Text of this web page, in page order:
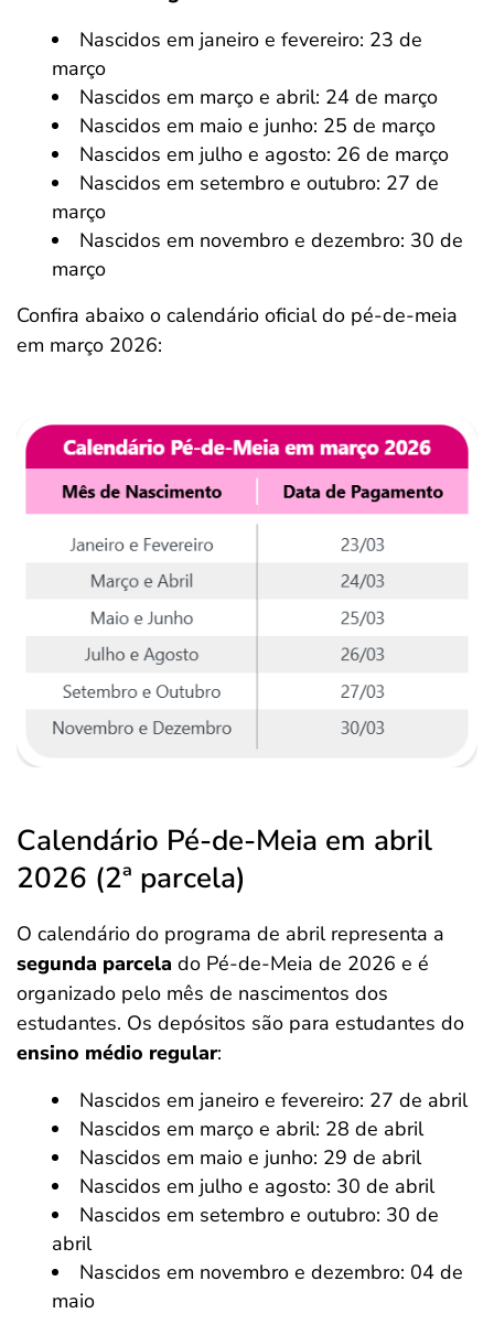
Nascidos em janeiro e fevereiro: 23 de
março
Nascidos em março e abril: 24 de março
Nascidos em maio e junho: 25 de março
Nascidos em julho e agosto: 26 de março
Nascidos em setembro e outubro: 27 de
março
Nascidos em novembro e dezembro: 30 de
março
Confira abaixo o calendário oficial do pé-de-meia
em março 2026:
Calendário Pé-de-Meia em abril
2026 (2ª parcela)
O calendário do programa de abril representa a
segunda parcela do Pé-de-Meia de 2026 e é
organizado pelo mês de nascimentos dos
estudantes. Os depósitos são para estudantes do
ensino médio regular:
Nascidos em janeiro e fevereiro: 27 de abril
Nascidos em março e abril: 28 de abril
Nascidos em maio e junho: 29 de abril
Nascidos em julho e agosto: 30 de abril
Nascidos em setembro e outubro: 30 de
abril
Nascidos em novembro e dezembro: 04 de
maio